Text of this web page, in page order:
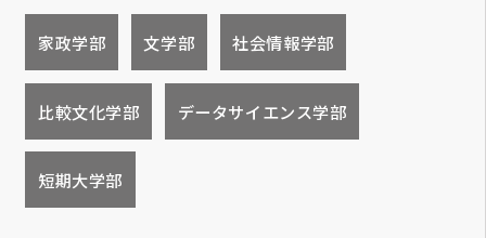
家政学部 文学部 社会情報学部
比較文化学部 データサイエンス学部
短期大学部